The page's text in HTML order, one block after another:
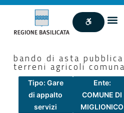
bando di asta
terreni agricoli
Tipo: Gare
di appalto
servizi
Ente:
COMUNE DI
MIGLIONICO